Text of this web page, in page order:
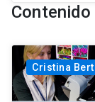
Cristina